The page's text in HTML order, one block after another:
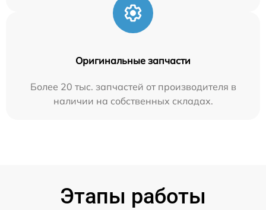
Оригинальные запчасти
Более 20 тыс. запчастей от производителя в
наличии на собственных складах.
Этапы работы